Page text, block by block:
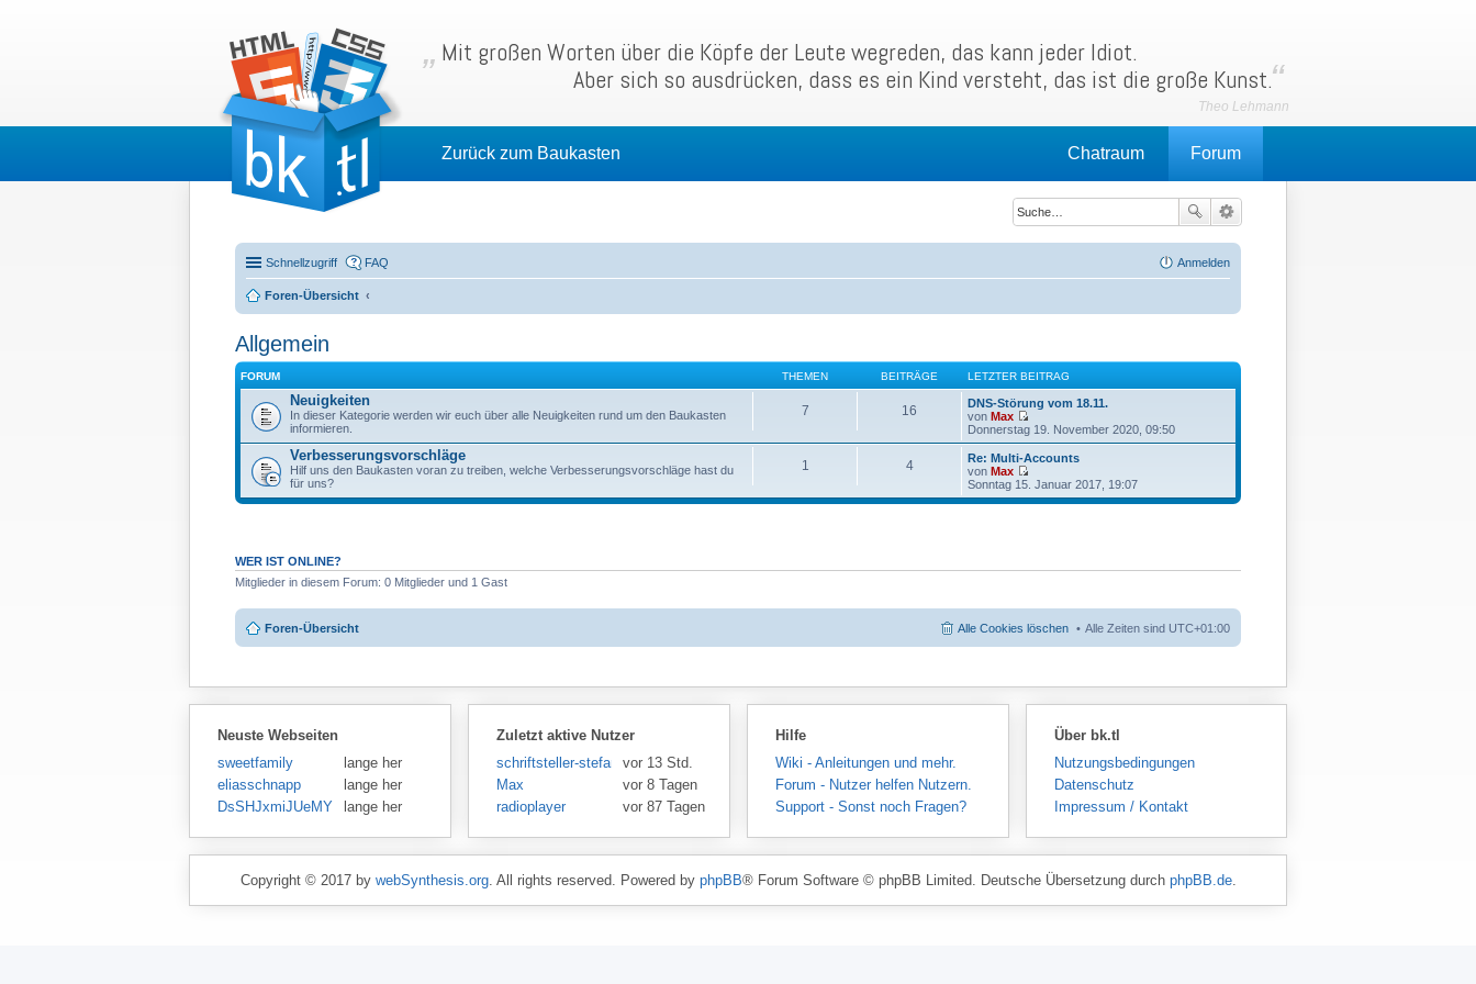
Mit großen Worten über die Köpfe der Leute wegreden, das kann jeder Idiot.
Aber sich so ausdrücken, dass es ein Kind versteht, das ist die große Kunst.
Zurück zum Baukasten Forum
Chatraum
Schnellzugriff FAQ Anmelden
Foren-Übersicht
Allgemein
FORUM THEMEN BEITRÄGE LETZTER BEITRAG
Neuigkeiten
In dieser Kategorie werden wir euch über alle Neuigkeiten rund um den Baukasten
informieren.
7 16
DNS-Störung vom 18.11.
von Max
N
e
u
e
t
e
t
g
Donnerstag 19. November 2020, 09:50
Verbesserungsvorschläge
Hilf uns den Baukasten voran zu treiben, welche Verbesserungsvorschläge hast du
für uns?
1 4
Re: Multi-Accounts
von Max
N
e
u
r
t
Sonntag 15. Januar 2017, 19:07
WER IST ONLINE?
Mitglieder in diesem Forum: 0 Mitglieder und 1 Gast
Foren-Übersicht Alle Zeiten sind UTC+01:00
Alle Cookies löschen
Neuste Webseiten
sweetfamily
lange her
eliasschnapp
lange her
DsSHJxmiJUeMY
lange her
Zuletzt aktive Nutzer
schriftsteller-stefansenvor 13 Std.
Max
vor 8 Tagen
radioplayer
vor 87 Tagen
Hilfe
Wiki - Anleitungen und mehr.
Forum - Nutzer helfen Nutzern.
Support - Sonst noch Fragen?
Über bk.tl
Nutzungsbedingungen
Datenschutz
Impressum / Kontakt
Copyright © 2017 by webSynthesis.org. All rights reserved. Powered by phpBB® Forum Software © phpBB Limited. Deutsche Übersetzung durch phpBB.de.